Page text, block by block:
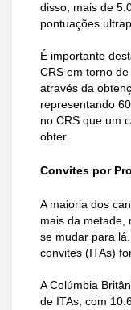
disso, mais de
pontuações
É importante
CRS em torno
através da
representando
no CRS que um
obter.
Convites por
A maioria dos
mais da metade,
se mudar para
convites (ITAs)
A Colúmbia
de ITAs, com